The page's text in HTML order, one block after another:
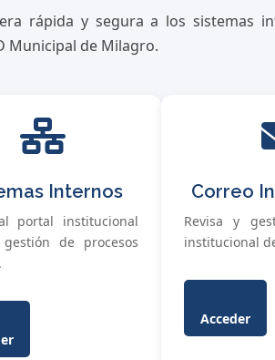
rápida y segura a los sistemas
Municipal de Milagro.
Internos
portal institucional
de procesos
Correo
Revisa y
institucional
Acceder